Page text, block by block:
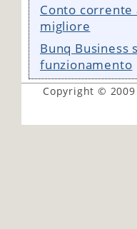
Conto corrente
migliore
Bunq Business
funzionamento
Copyright ©